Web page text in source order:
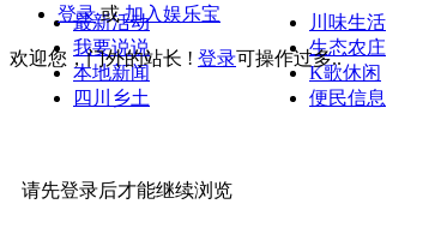
登录 或 加入娱乐宝
欢迎您，门外的站长 ! 登录可操作过多..
最新活动
我要说说
本地新闻
四川乡土
川味生活
生态农庄
K歌休闲
便民信息
请先登录后才能继续浏览